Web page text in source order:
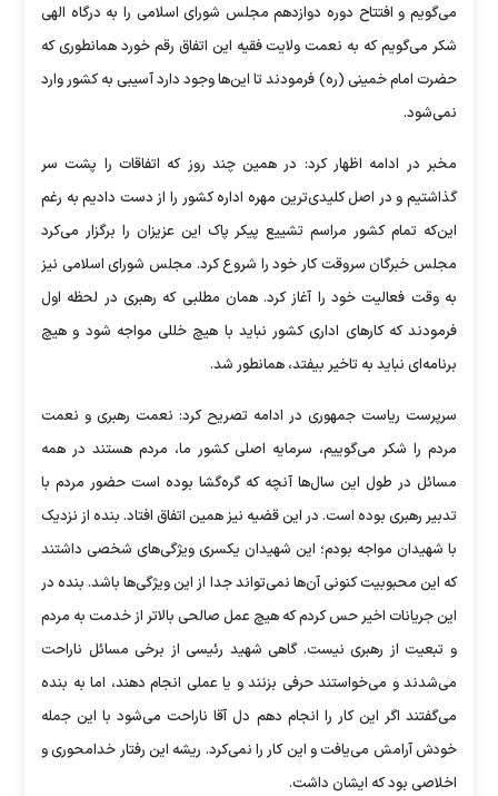
می‌گویم و افتتاح دوره دوازدهم مجلس شورای اسلامی را به درگاه الهی
شکر می‌گویم که به نعمت ولایت فقیه این اتفاق رقم خورد همانطوری که
حضرت امام خمینی (ره) فرمودند تا این‌ها وجود دارد آسیبی به کشور وارد
نمی‌شود.
مخبر در ادامه اظهار کرد: در همین چند روز که اتفاقات را پشت سر
گذاشتیم و در اصل کلیدی‌ترین مهره اداره کشور را از دست دادیم به رغم
این‌که تمام کشور مراسم تشییع پیکر پاک این عزیزان را برگزار می‌کرد
مجلس خبرگان سروقت کار خود را شروع کرد. مجلس شورای اسلامی نیز
به وقت فعالیت خود را آغاز کرد. همان مطلبی که رهبری در لحظه اول
فرمودند که کار‌های اداری کشور نباید با هیچ خللی مواجه شود و هیچ
برنامه‌ای نباید به تاخیر بیفتد، همانطور شد.
سرپرست ریاست جمهوری در ادامه تصریح کرد: نعمت رهبری و نعمت
مردم را شکر می‌گوییم، سرمایه اصلی کشور ما، مردم هستند در همه
مسائل در طول این سال‌ها آنچه که گره‌گشا بوده است حضور مردم با
تدبیر رهبری بوده است. در این قضیه نیز همین اتفاق افتاد. بنده از نزدیک
با شهیدان مواجه بودم؛ این شهیدان یکسری ویژگی‌های شخصی داشتند
که این محبوبیت کنونی آن‌ها نمی‌تواند جدا از این ویژگی‌ها باشد. بنده در
این جریانات اخیر حس کردم که هیچ عمل صالحی بالاتر از خدمت به مردم
و تبعیت از رهبری نیست. گاهی شهید رئیسی از برخی مسائل ناراحت
می‌شدند و می‌خواستند حرفی بزنند و یا عملی انجام دهند، اما به بنده
می‌گفتند اگر این کار را انجام دهم دل آقا ناراحت می‌شود با این جمله
خودش آرامش می‌یافت و این کار را نمی‌کرد. ریشه این رفتار خدامحوری و
اخلاصی بود که ایشان داشت.